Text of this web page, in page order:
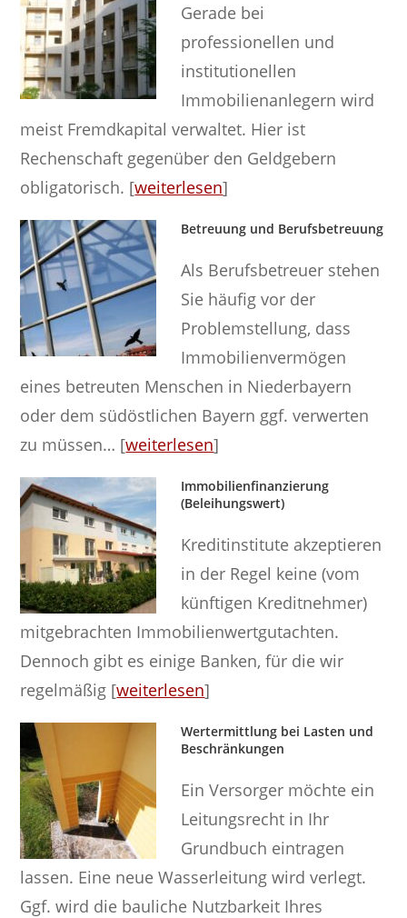
Gerade bei
professionellen und
institutionellen
Immobilienanlegern wird
meist Fremdkapital verwaltet. Hier ist
Rechenschaft gegenüber den Geldgebern
obligatorisch. [weiterlesen]
Betreuung und Berufsbetreuung
Als Berufsbetreuer stehen
Sie häufig vor der
Problemstellung, dass
Immobilienvermögen
eines betreuten Menschen in Niederbayern
oder dem südöstlichen Bayern ggf. verwerten
zu müssen… [weiterlesen]
Immobilienfinanzierung
(Beleihungswert)
Kreditinstitute akzeptieren
in der Regel keine (vom
künftigen Kreditnehmer)
mitgebrachten Immobilienwertgutachten.
Dennoch gibt es einige Banken, für die wir
regelmäßig [weiterlesen]
Wertermittlung bei Lasten und
Beschränkungen
Ein Versorger möchte ein
Leitungsrecht in Ihr
Grundbuch eintragen
lassen. Eine neue Wasserleitung wird verlegt.
Ggf. wird die bauliche Nutzbarkeit Ihres